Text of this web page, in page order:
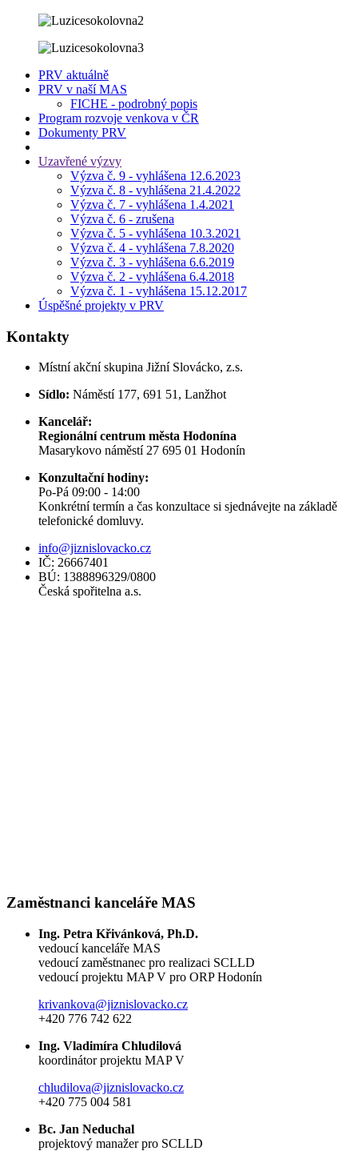
PRV aktuálně
PRV v naší MAS
FICHE - podrobný popis
Program rozvoje venkova v ČR
Dokumenty PRV
Uzavřené výzvy
Výzva č. 9 - vyhlášena 12.6.2023
Výzva č. 8 - vyhlášena 21.4.2022
Výzva č. 7 - vyhlášena 1.4.2021
Výzva č. 6 - zrušena
Výzva č. 5 - vyhlášena 10.3.2021
Výzva č. 4 - vyhlášena 7.8.2020
Výzva č. 3 - vyhlášena 6.6.2019
Výzva č. 2 - vyhlášena 6.4.2018
Výzva č. 1 - vyhlášena 15.12.2017
Úspěšné projekty v PRV
Kontakty
Místní akční skupina Jižní Slovácko, z.s.
Sídlo: Náměstí 177, 691 51, Lanžhot
Kancelář:
Regionální centrum města Hodonína
Masarykovo náměstí 27 695 01 Hodonín
Konzultační hodiny:
Po-Pá 09:00 - 14:00
Konkrétní termín a čas konzultace si sjednávejte na základě
telefonické domluvy.
info@jiznislovacko.cz
IČ: 26667401
BÚ: 1388896329/0800
Česká spořitelna a.s.
Zaměstnanci kanceláře MAS
Ing. Petra Křivánková, Ph.D.
vedoucí kanceláře MAS
vedoucí zaměstnanec pro realizaci SCLLD
vedoucí projektu MAP V pro ORP Hodonín
krivankova@jiznislovacko.cz
+420 776 742 622
Ing. Vladimíra Chludilová
koordinátor projektu MAP V
chludilova@jiznislovacko.cz
+420 775 004 581
Bc. Jan Neduchal
projektový manažer pro SCLLD